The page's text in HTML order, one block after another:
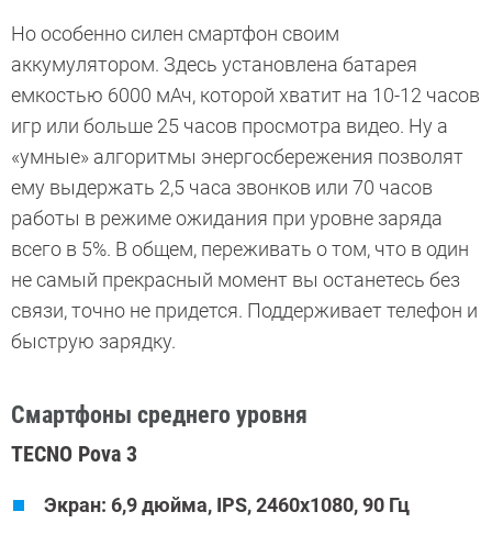
Но особенно силен смартфон своим
аккумулятором. Здесь установлена батарея
емкостью 6000 мАч, которой хватит на 10-12 часов
игр или больше 25 часов просмотра видео. Ну а
«умные» алгоритмы энергосбережения позволят
ему выдержать 2,5 часа звонков или 70 часов
работы в режиме ожидания при уровне заряда
всего в 5%. В общем, переживать о том, что в один
не самый прекрасный момент вы останетесь без
связи, точно не придется. Поддерживает телефон и
быструю зарядку.
Смартфоны среднего уровня
TECNO Pova 3
Экран: 6,9 дюйма, IPS, 2460х1080, 90 Гц